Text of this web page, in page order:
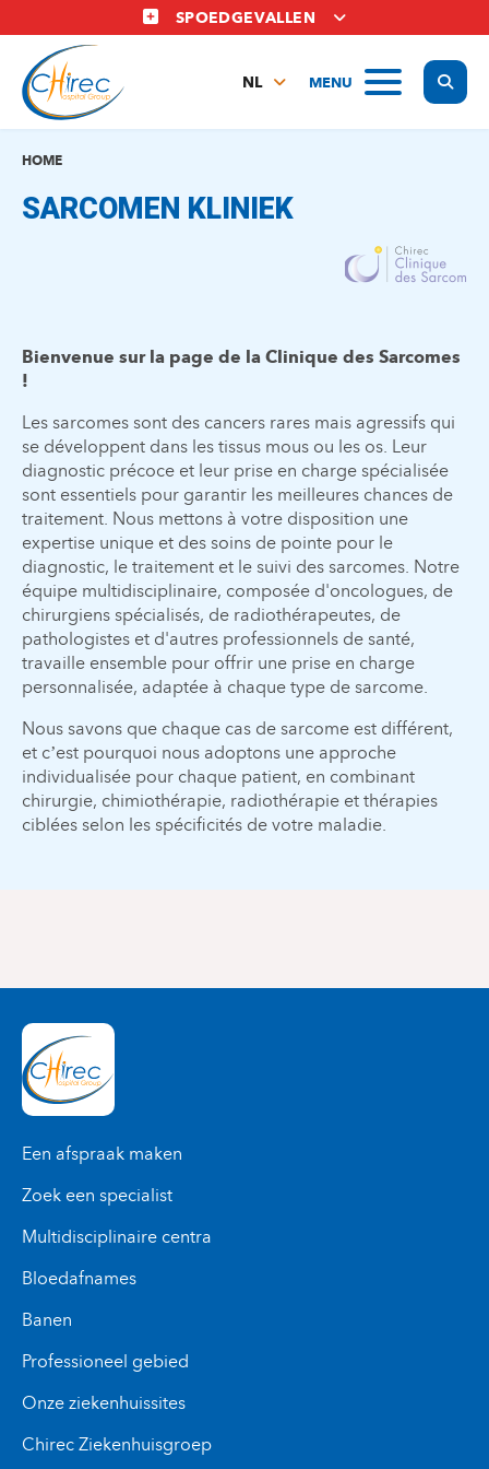
en
naar
inhoud
gaan
SPOEDGEVALLEN
MENU
NL
HOME
SARCOMEN KLINIEK
Bienvenue sur la page de la Clinique des Sarcomes
!
Les sarcomes sont des cancers rares mais agressifs qui
se développent dans les tissus mous ou les os. Leur
diagnostic précoce et leur prise en charge spécialisée
sont essentiels pour garantir les meilleures chances de
traitement. Nous mettons à votre disposition une
expertise unique et des soins de pointe pour le
diagnostic, le traitement et le suivi des sarcomes. Notre
équipe multidisciplinaire, composée d'oncologues, de
chirurgiens spécialisés, de radiothérapeutes, de
pathologistes et d'autres professionnels de santé,
travaille ensemble pour offrir une prise en charge
personnalisée, adaptée à chaque type de sarcome.
Nous savons que chaque cas de sarcome est différent,
et c’est pourquoi nous adoptons une approche
individualisée pour chaque patient, en combinant
chirurgie, chimiothérapie, radiothérapie et thérapies
ciblées selon les spécificités de votre maladie.
Een afspraak maken
Zoek een specialist
Multidisciplinaire centra
Bloedafnames
Banen
Professioneel gebied
Onze ziekenhuissites
Chirec Ziekenhuisgroep